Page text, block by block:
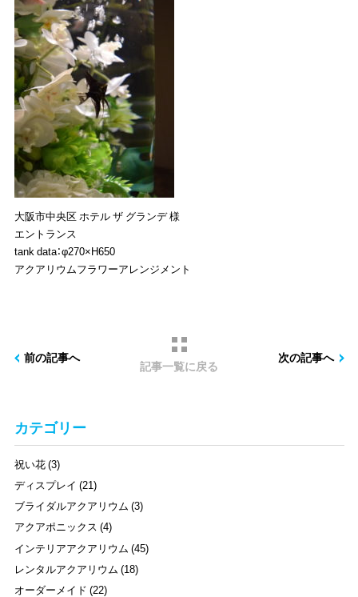
大阪市中央区 ホテル ザ グランデ 様
エントランス
tank data：φ270×H650
アクアリウムフラワーアレンジメント
前の記事へ
記事一覧に戻る
次の記事へ
カテゴリー
祝い花 (3)
ディスプレイ (21)
ブライダルアクアリウム (3)
アクアポニックス (4)
インテリアアクアリウム (45)
レンタルアクアリウム (18)
オーダーメイド (22)